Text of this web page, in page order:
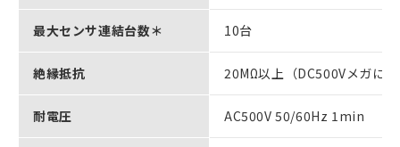
最大センサ連結台数＊ 10台
絶縁抵抗 20MΩ以上（DC500Vメガに
耐電圧 AC500V 50/60Hz 1min